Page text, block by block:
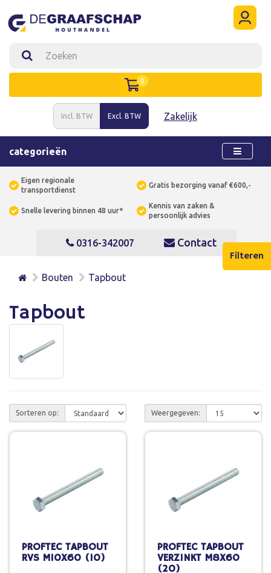
Filteren
Incl. BTW Excl. BTW Zakelijk
0
categorieën
Eigen regionale
transportdienst
Gratis bezorging vanaf €600,-
Snelle levering binnen 48 uur*
Kennis van zaken &
persoonlijk advies
0316-342007 Contact
Bouten Tapbout
Tapbout
Sorteren op: Weergegeven:
PROFTEC TAPBOUT
RVS M10X60 (10)
PROFTEC TAPBOUT
VERZINKT M8X60
(20)